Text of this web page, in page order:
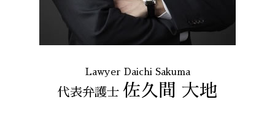
Lawyer Daichi Sakuma
代表弁護士 佐久間 大地